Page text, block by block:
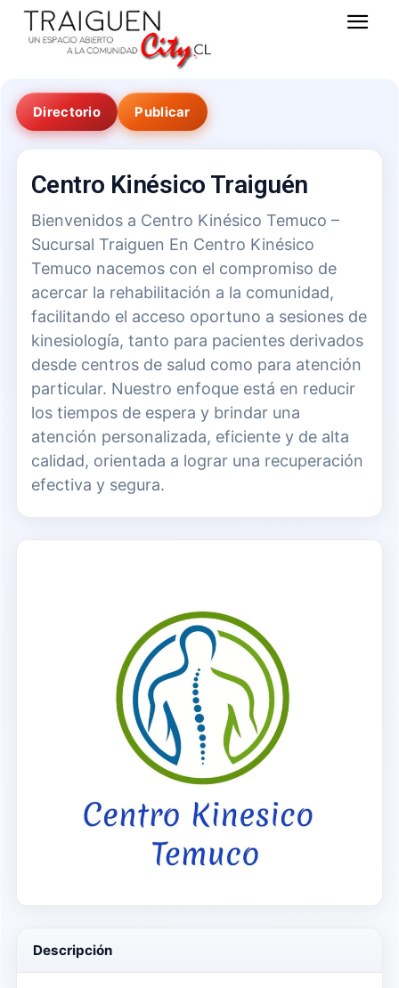
Directorio Publicar
Centro Kinésico Traiguén
Bienvenidos a Centro Kinésico Temuco –
Sucursal Traiguen En Centro Kinésico
Temuco nacemos con el compromiso de
acercar la rehabilitación a la comunidad,
facilitando el acceso oportuno a sesiones de
kinesiología, tanto para pacientes derivados
desde centros de salud como para atención
particular. Nuestro enfoque está en reducir
los tiempos de espera y brindar una
atención personalizada, eficiente y de alta
calidad, orientada a lograr una recuperación
efectiva y segura.
Descripción